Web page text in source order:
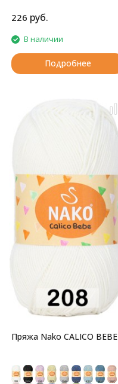
226 руб.
В наличии
Подробнее
Пряжа Nako CALICO BEBE